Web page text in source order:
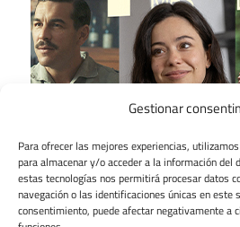
Gestionar
Para ofrecer las mejores experiencias,
para almacenar y/o acceder a la información
estas tecnologías nos permitirá procesar datos
navegación o las identificaciones únicas en este
consentimiento, puede afectar negativamente a